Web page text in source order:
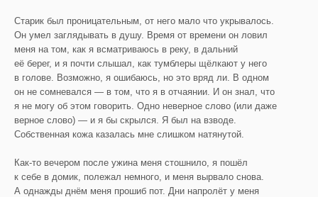
Старик был проницательным, от него мало что укрывалось.
Он умел заглядывать в душу. Время от времени он ловил
меня на том, как я всматриваюсь в реку, в дальний
её берег, и я почти слышал, как тумблеры щёлкают у него
в голове. Возможно, я ошибаюсь, но это вряд ли. В одном
он не сомневался — в том, что я в отчаянии. И он знал, что
я не могу об этом говорить. Одно неверное слово (или даже
верное слово) — и я бы скрылся. Я был на взводе.
Собственная кожа казалась мне слишком натянутой.
Как-то вечером после ужина меня стошнило, я пошёл
к себе в домик, полежал немного, и меня вырвало снова.
А однажды днём меня прошиб пот. Дни напролёт у меня